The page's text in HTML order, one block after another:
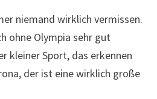
niemand wirklich vermissen.
ohne Olympia sehr gut
kleiner Sport, das erkennen
der ist eine wirklich große